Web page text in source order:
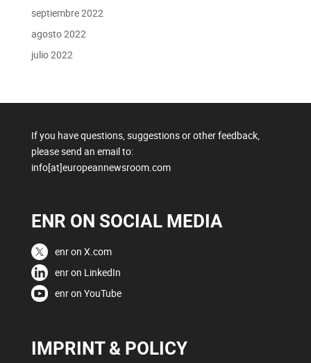
septiembre 2022
agosto 2022
julio 2022
If you have questions, suggestions or other feedback,
please send an email to:
info[at]europeannewsroom.com
ENR ON SOCIAL MEDIA
enr on X.com
enr on LinkedIn
enr on YouTube
IMPRINT & POLICY